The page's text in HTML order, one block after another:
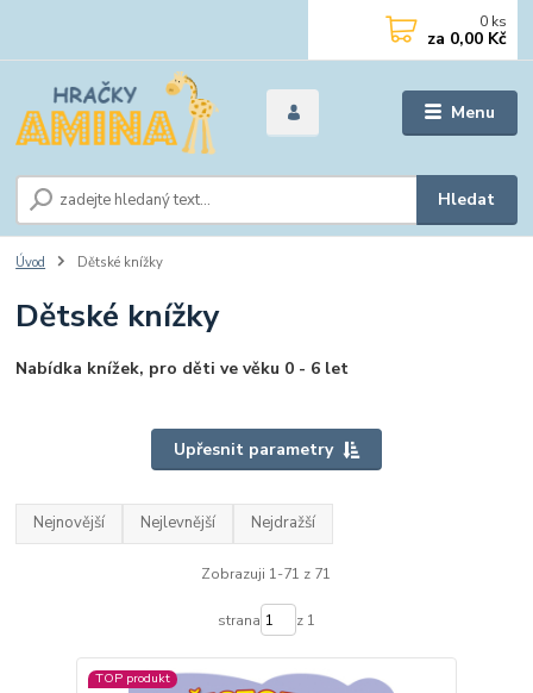
Menu
Hledat
0 ks
za 0,00 Kč
Úvod Dětské knížky
Dětské knížky
Nabídka knížek, pro děti ve věku 0 - 6 let
Upřesnit parametry
Nejnovější Nejlevnější Nejdražší
Zobrazuji 1-71 z 71
strana z 1
TOP produkt